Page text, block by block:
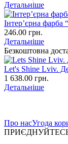
Детальніше
Інтер’єрна
246.00 грн.
Детальніше
Безкоштовна
Let's Shine Lviv.
1 638.00 грн.
Детальніше
Про насУгода